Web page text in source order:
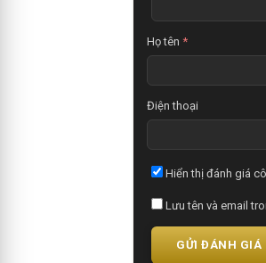
Họ tên *
Điện thoại
Hiển thị đánh giá
Lưu tên và email
GỬI ĐÁNH GIÁ